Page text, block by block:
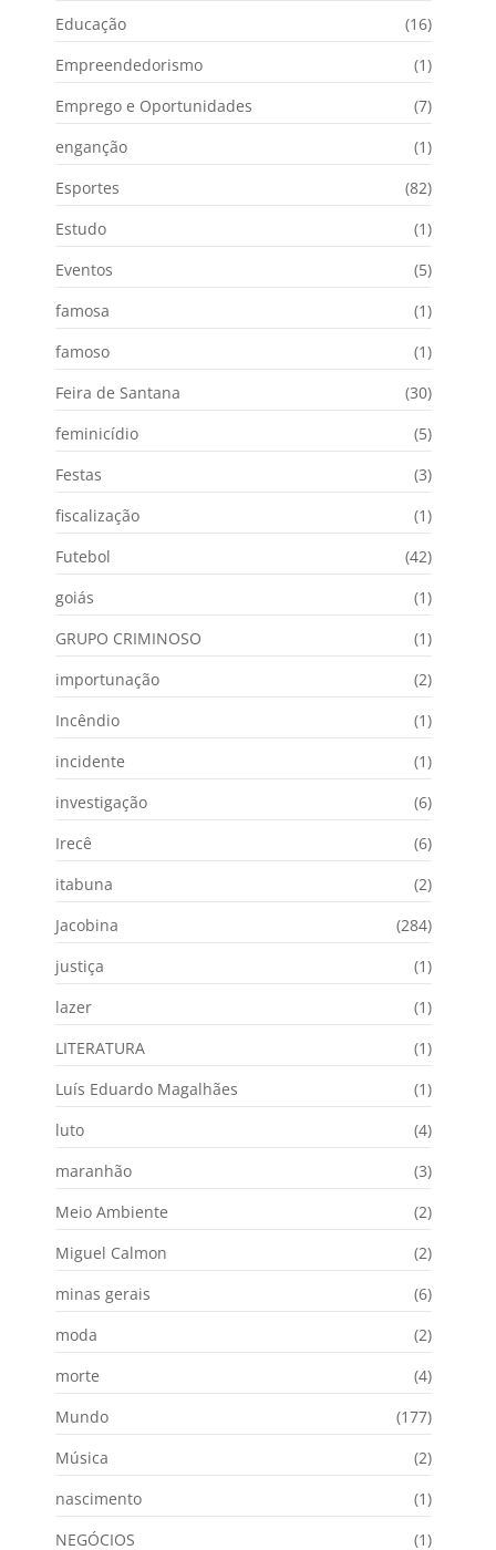
Educação
(16)
Empreendedorismo
(1)
Emprego e Oportunidades
(7)
enganção
(1)
Esportes
(82)
Estudo
(1)
Eventos
(5)
famosa
(1)
famoso
(1)
Feira de Santana
(30)
feminicídio
(5)
Festas
(3)
fiscalização
(1)
Futebol
(42)
goiás
(1)
GRUPO CRIMINOSO
(1)
importunação
(2)
Incêndio
(1)
incidente
(1)
investigação
(6)
Irecê
(6)
itabuna
(2)
Jacobina
(284)
justiça
(1)
lazer
(1)
LITERATURA
(1)
Luís Eduardo Magalhães
(1)
luto
(4)
maranhão
(3)
Meio Ambiente
(2)
Miguel Calmon
(2)
minas gerais
(6)
moda
(2)
morte
(4)
Mundo
(177)
Música
(2)
nascimento
(1)
NEGÓCIOS
(1)